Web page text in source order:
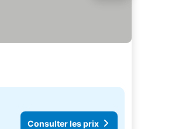
Consulter les prix